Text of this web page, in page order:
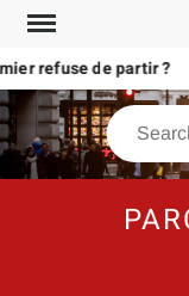
Skip
contentrefuse de partir ?
Search